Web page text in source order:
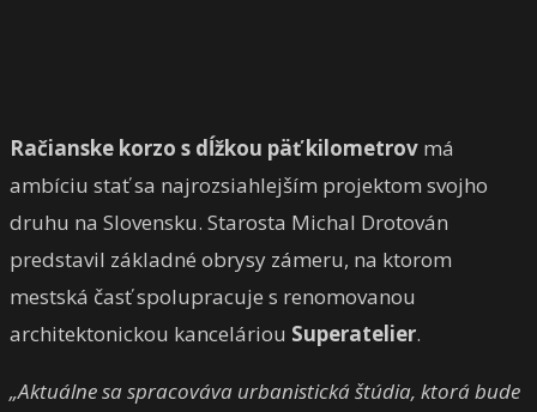
Račianske korzo s dĺžkou päť kilometrov má
ambíciu stať sa najrozsiahlejším projektom svojho
druhu na Slovensku. Starosta Michal Drotován
predstavil základné obrysy zámeru, na ktorom
mestská časť spolupracuje s renomovanou
architektonickou kanceláriou Superatelier.
„Aktuálne sa spracováva urbanistická štúdia, ktorá bude